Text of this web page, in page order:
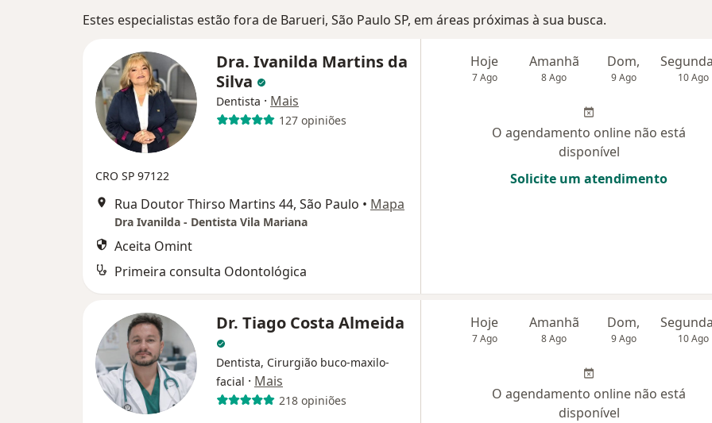
Estes especialistas estão fora de Barueri, São Paulo SP, em áreas próximas à sua busca.
Dra. Ivanilda Martins da
Silva
Dentista · Mais
127 opiniões
CRO SP 97122
Rua Doutor Thirso Martins 44, São Paulo • Mapa
Dra Ivanilda - Dentista Vila Mariana
Aceita Omint
Primeira consulta Odontológica
Hoje
7 Ago
Amanhã
8 Ago
Dom,
9 Ago 10 Ago
O agendamento online não está
disponível
Solicite um atendimento
Dr. Tiago Costa Almeida
Dentista, Cirurgião buco-maxilo-
facial · Mais
218 opiniões
Hoje
7 Ago
Amanhã
8 Ago
Dom,
9 Ago 10 Ago
O agendamento online não está
disponível